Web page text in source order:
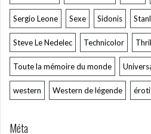
Sergio Leone Sexe Sidonis
Steve Le Nedelec Technicolor
Toute la mémoire du monde
western Western de légende
Méta